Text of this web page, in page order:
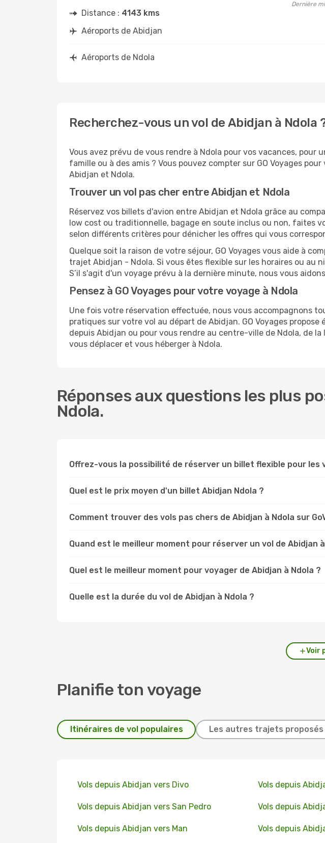
Dernière
Distance : 4143 kms
Aéroports de Abidjan
Aéroports de Ndola
Recherchez-vous un vol de Abidjan à Ndola
Vous avez prévu de vous rendre à Ndola pour vos vacances,
famille ou à des amis ? Vous pouvez compter sur GO Voyages
Abidjan et Ndola.
Trouver un vol pas cher entre Abidjan et Ndola
Réservez vos billets d'avion entre Abidjan et Ndola grâce au
low cost ou traditionnelle, bagage en soute inclus ou non, faites
selon différents critères pour dénicher les offres qui vous
Quelque soit la raison de votre séjour, GO Voyages vous aide à
trajet Abidjan - Ndola. Si vous êtes flexible sur les horaires ou au
S’il s'agit d'un voyage prévu à la dernière minute, nous vous
Pensez à GO Voyages pour votre voyage à Ndola
Une fois votre réservation effectuée, nous vous accompagnons
pratiques sur votre vol au départ de Abidjan. GO Voyages
depuis Abidjan ou pour vous rendre au centre-ville de Ndola, de
vous déplacer et vous héberger à Ndola.
Réponses aux questions les plus
Ndola.
Offrez-vous la possibilité de réserver un billet flexible pour les
Quel est le prix moyen d'un billet Abidjan Ndola ?
Comment trouver des vols pas chers de Abidjan à Ndola sur
Quand est le meilleur moment pour réserver un vol de Abidjan
Quel est le meilleur moment pour voyager de Abidjan à Ndola ?
Quelle est la durée du vol de Abidjan à Ndola ?
Voir
Planifie ton voyage
Itinéraires de vol populaires Les autres trajets proposés
Vols depuis Abidjan vers Divo Vols depuis
Vols depuis Abidjan vers San Pedro Vols depuis
Vols depuis Abidjan vers Man Vols depuis